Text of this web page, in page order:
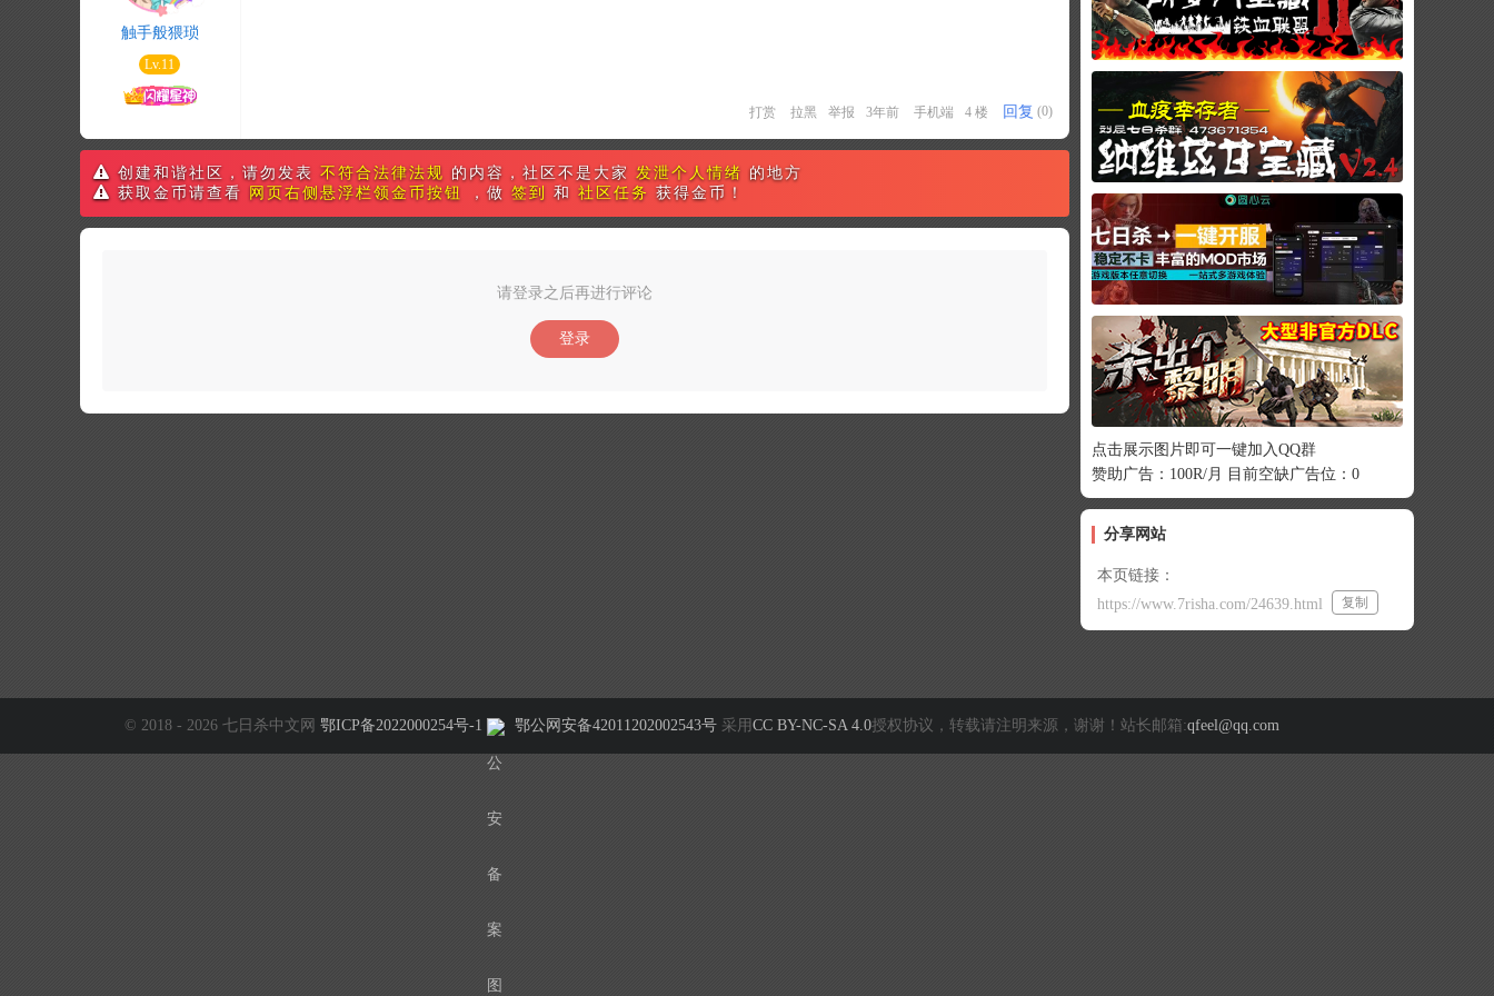
触手般猥琐
Lv.11
打赏 拉黑 举报 3年前 手机端 4 楼 回复 (0)
创建和谐社区，请勿发表 不符合法律法规 的内容，社区不是大家 发泄个人情绪 的地方
获取金币请查看
网页右侧悬浮栏领金币按钮 ，做 签到 和 社区任务 获得金币！
请登录之后再进行评论
登录
点击展示图片即可一键加入QQ群
赞助广告：100R/月 目前空缺广告位：0
分享网站
本页链接：
https://www.7risha.com/24639.html
复制
© 2018 - 2026 七日杀中文网 鄂ICP备2022000254号-1 鄂公网安备42011202002543号 采用 CC BY-NC-SA 4.0授权协议，转载请注明来源，谢谢！站长邮箱:qfeel@qq.com